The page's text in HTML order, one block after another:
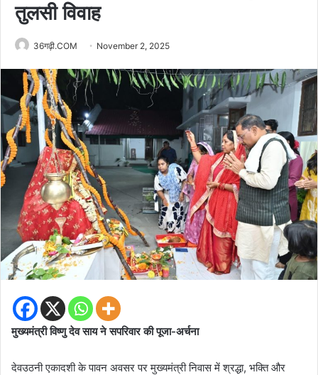
तुलसी विवाह
36गढ़ी.COM November 2, 2025
मुख्यमंत्री विष्णु देव साय ने सपरिवार की पूजा-अर्चना
देवउठनी एकादशी के पावन अवसर पर मुख्यमंत्री निवास में श्रद्धा, भक्ति और